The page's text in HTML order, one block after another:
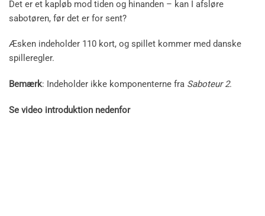
Det er et kapløb mod tiden og hinanden – kan I afsløre
sabotøren, før det er for sent?
Æsken indeholder 110 kort, og spillet kommer med danske
spilleregler.
Bemærk: Indeholder ikke komponenterne fra Saboteur 2.
Se video introduktion nedenfor